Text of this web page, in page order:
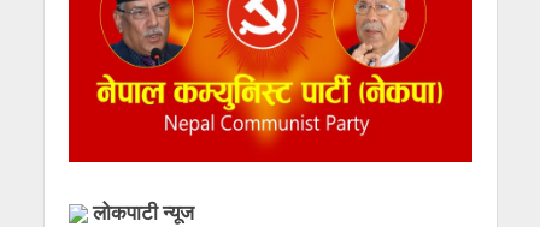
लोकपाटी न्यूज